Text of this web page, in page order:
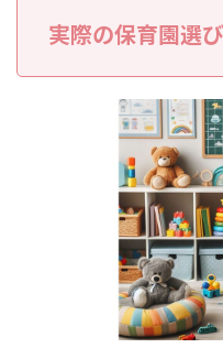
実際の保育園選